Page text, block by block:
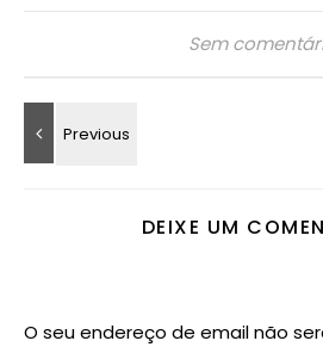
Sem
DEIXE UM
O seu endereço de email não